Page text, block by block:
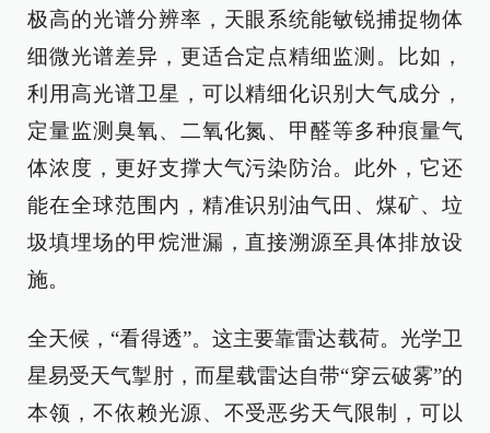
极高的光谱分辨率，天眼系统能敏锐捕捉物体
细微光谱差异，更适合定点精细监测。比如，
利用高光谱卫星，可以精细化识别大气成分，
定量监测臭氧、二氧化氮、甲醛等多种痕量气
体浓度，更好支撑大气污染防治。此外，它还
能在全球范围内，精准识别油气田、煤矿、垃
圾填埋场的甲烷泄漏，直接溯源至具体排放设
施。
全天候，“看得透”。这主要靠雷达载荷。光学卫
星易受天气掣肘，而星载雷达自带“穿云破雾”的
本领，不依赖光源、不受恶劣天气限制，可以